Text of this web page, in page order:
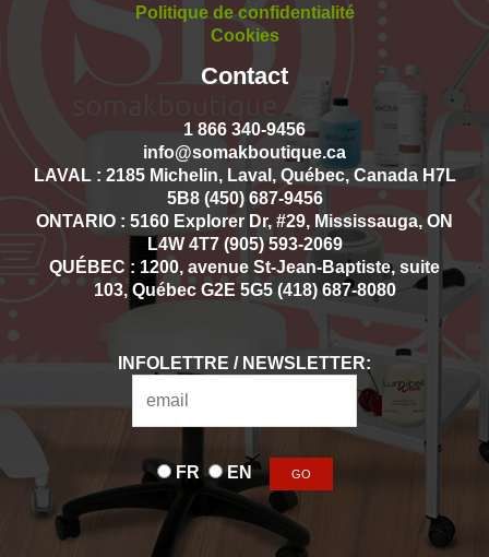
Politique de confidentialité
Cookies
Contact
1 866 340-9456
info@somakboutique.ca
LAVAL : 2185 Michelin, Laval, Québec, Canada H7L
5B8 (450) 687-9456
ONTARIO : 5160 Explorer Dr, #29, Mississauga, ON
L4W 4T7 (905) 593-2069
QUÉBEC : 1200, avenue St-Jean-Baptiste, suite
103, Québec G2E 5G5 (418) 687-8080
INFOLETTRE / NEWSLETTER:
FR EN